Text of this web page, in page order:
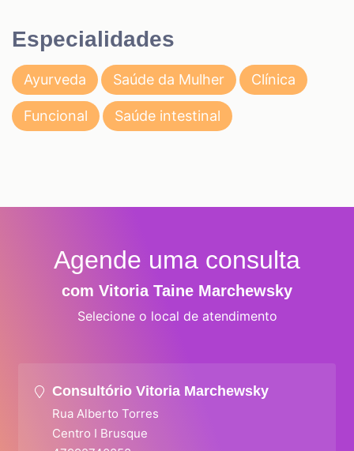
Especialidades
Ayurveda Saúde da Mulher Clínica
Funcional Saúde intestinal
Agende uma consulta
com Vitoria Taine Marchewsky
Selecione o local de atendimento
Consultório Vitoria Marchewsky
Rua Alberto Torres
Centro I Brusque